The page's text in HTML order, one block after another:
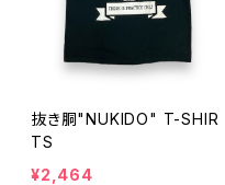
抜き胴"NUKIDO" T-SHIR
TS
¥2,464